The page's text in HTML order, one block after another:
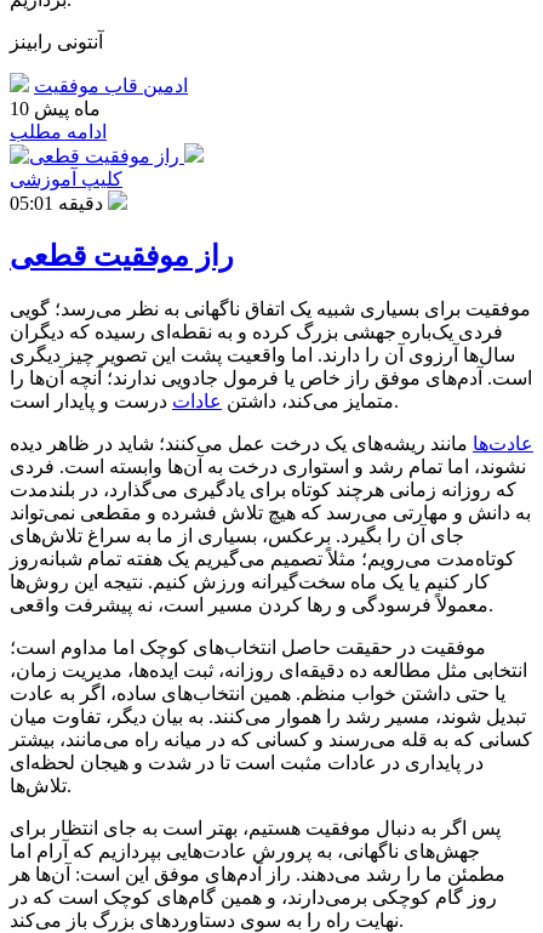
آنتونی رابینز
ادمین قاب موفقیت
10 ماه پیش
ادامه مطلب
کلیپ آموزشی
راز موفقیت قطعی
موفقیت برای بسیاری شبیه یک اتفاق ناگهانی به نظر می‌رسد؛ گویی
فردی یک‌باره جهشی بزرگ کرده و به نقطه‌ای رسیده که دیگران
سال‌ها آرزوی آن را دارند. اما واقعیت پشت این تصویر چیز دیگری
است. آدم‌های موفق راز خاص یا فرمول جادویی ندارند؛ آنچه آن‌ها را
متمایز می‌کند، داشتن عادات درست و پایدار است.
عادت‌ها مانند ریشه‌های یک درخت عمل می‌کنند؛ شاید در ظاهر دیده
نشوند، اما تمام رشد و استواری درخت به آن‌ها وابسته است. فردی
که روزانه زمانی هرچند کوتاه برای یادگیری می‌گذارد، در بلندمدت
به دانش و مهارتی می‌رسد که هیچ تلاش فشرده و مقطعی نمی‌تواند
جای آن را بگیرد. برعکس، بسیاری از ما به سراغ تلاش‌های
کوتاه‌مدت می‌رویم؛ مثلاً تصمیم می‌گیریم یک هفته تمام شبانه‌روز
کار کنیم یا یک ماه سخت‌گیرانه ورزش کنیم. نتیجه این روش‌ها
معمولاً فرسودگی و رها کردن مسیر است، نه پیشرفت واقعی.
موفقیت در حقیقت حاصل انتخاب‌های کوچک اما مداوم است؛
انتخابی مثل مطالعه ده دقیقه‌ای روزانه، ثبت ایده‌ها، مدیریت زمان،
یا حتی داشتن خواب منظم. همین انتخاب‌های ساده، اگر به عادت
تبدیل شوند، مسیر رشد را هموار می‌کنند. به بیان دیگر، تفاوت میان
کسانی که به قله می‌رسند و کسانی که در میانه راه می‌مانند، بیشتر
در پایداری در عادات مثبت است تا در شدت و هیجان لحظه‌ای
تلاش‌ها.
پس اگر به دنبال موفقیت هستیم، بهتر است به جای انتظار برای
جهش‌های ناگهانی، به پرورش عادت‌هایی بپردازیم که آرام اما
مطمئن ما را رشد می‌دهند. راز آدم‌های موفق این است: آن‌ها هر
روز گام کوچکی برمی‌دارند، و همین گام‌های کوچک است که در
نهایت راه را به سوی دستاوردهای بزرگ باز می‌کند.